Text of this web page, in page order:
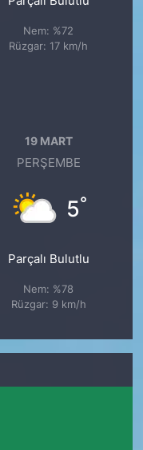
Nem: %72
Rüzgar: 17 km/h
19 MART
PERŞEMBE
5°
Parçalı Bulutlu
Nem: %78
Rüzgar: 9 km/h